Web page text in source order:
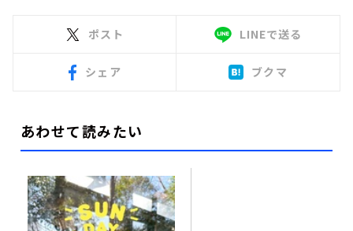
ポスト LINEで送る
シェア ブクマ
あわせて読みたい